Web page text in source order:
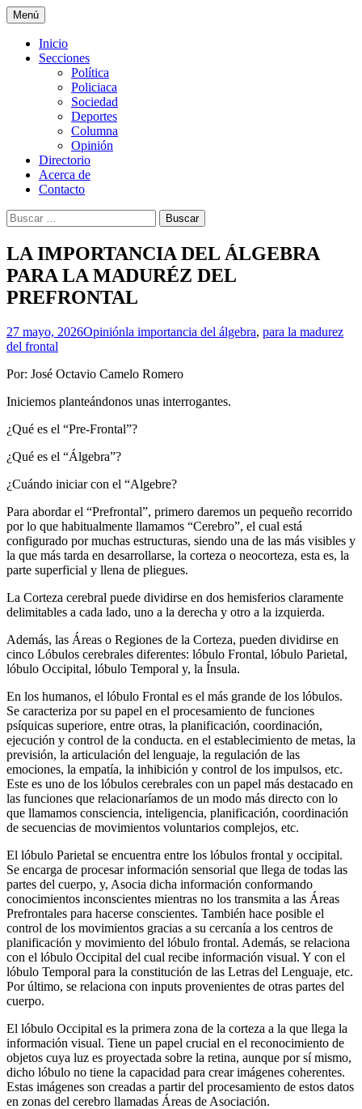
La Yunta de Tepic
Menú Ir
al
contenido
Inicio
Secciones
Política
Policiaca
Sociedad
Deportes
Columna
Opinión
Directorio
Acerca de
Contacto
Buscar:
LA IMPORTANCIA DEL ÁLGEBRA
PARA LA MADURÉZ DEL
PREFRONTAL
27 mayo, 2026Opiniónla importancia del álgebra, para la madurez
del frontal
Por: José Octavio Camelo Romero
Iniciemos planteándonos unas interrogantes.
¿Qué es el “Pre-Frontal”?
¿Qué es el “Álgebra”?
¿Cuándo iniciar con el “Algebre?
Para abordar el “Prefrontal”, primero daremos un pequeño recorrido
por lo que habitualmente llamamos “Cerebro”, el cual está
configurado por muchas estructuras, siendo una de las más visibles y
la que más tarda en desarrollarse, la corteza o neocorteza, esta es, la
parte superficial y llena de pliegues.
La Corteza cerebral puede dividirse en dos hemisferios claramente
delimitables a cada lado, uno a la derecha y otro a la izquierda.
Además, las Áreas o Regiones de la Corteza, pueden dividirse en
cinco Lóbulos cerebrales diferentes: lóbulo Frontal, lóbulo Parietal,
lóbulo Occipital, lóbulo Temporal y, la Ínsula.
En los humanos, el lóbulo Frontal es el más grande de los lóbulos.
Se caracteriza por su papel en el procesamiento de funciones
psíquicas superiore, entre otras, la planificación, coordinación,
ejecución y control de la conducta. en el establecimiento de metas, la
previsión, la articulación del lenguaje, la regulación de las
emociones, la empatía, la inhibición y control de los impulsos, etc.
Este es uno de los lóbulos cerebrales con un papel más destacado en
las funciones que relacionaríamos de un modo más directo con lo
que llamamos consciencia, inteligencia, planificación, coordinación
de secuencias de movimientos voluntarios complejos, etc.
El lóbulo Parietal se encuentra entre los lóbulos frontal y occipital.
Se encarga de procesar información sensorial que llega de todas las
partes del cuerpo, y, Asocia dicha información conformando
conocimientos inconscientes mientras no los transmita a las Áreas
Prefrontales para hacerse conscientes. También hace posible el
control de los movimientos gracias a su cercanía a los centros de
planificación y movimiento del lóbulo frontal. Además, se relaciona
con el lóbulo Occipital del cual recibe información visual. Y con el
lóbulo Temporal para la constitución de las Letras del Lenguaje, etc.
Por último, se relaciona con inputs provenientes de otras partes del
cuerpo.
El lóbulo Occipital es la primera zona de la corteza a la que llega la
información visual. Tiene un papel crucial en el reconocimiento de
objetos cuya luz es proyectada sobre la retina, aunque por sí mismo,
dicho lóbulo no tiene la capacidad para crear imágenes coherentes.
Estas imágenes son creadas a partir del procesamiento de estos datos
en zonas del cerebro llamadas Áreas de Asociación.